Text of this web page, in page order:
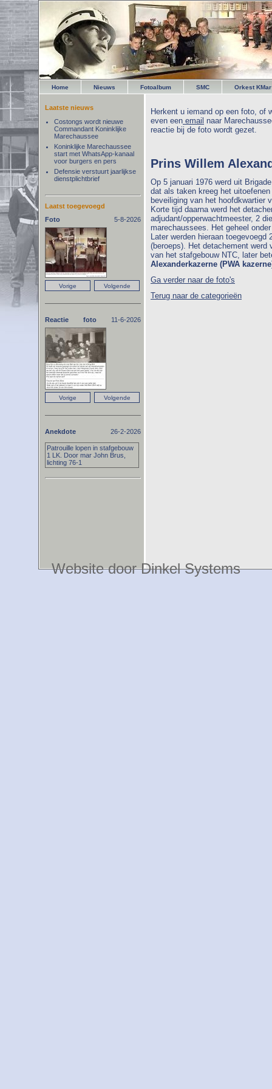
Home Nieuws Fotoalbum SMC Orkest KMar
Herkent u iemand op een foto, of
even een email naar
reactie bij de foto wordt gezet.
Prins Willem
Op 5 januari 1976 werd uit
dat als taken kreeg het
beveiliging van het hoofdkwartier
Korte tijd daarna werd het
adjudant/opperwachtmeester, 2
marechaussees. Het geheel
Later werden hieraan
(beroeps). Het detachement werd
van het stafgebouw NTC, later
Alexanderkazerne (PWA
Ga verder naar de foto's
Terug naar de categorieën
Laatste nieuws
Costongs wordt nieuwe
Commandant Koninklijke
Marechaussee
Koninklijke Marechaussee
start met WhatsApp-kanaal
voor burgers en pers
Defensie verstuurt jaarlijkse
dienstplichtbrief
Laatst toegevoegd
Foto
5-8-2026
Reactie foto 11-6-2026
Anekdote 26-2-2026
Patrouille lopen in stafgebouw
1 LK. Door mar John Brus,
lichting 76-1
Website door Dinkel Systems